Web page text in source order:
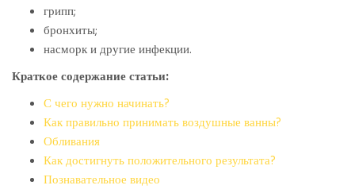
грипп;
бронхиты;
насморк и другие инфекции.
Краткое содержание статьи:
С чего нужно начинать?
Как правильно принимать воздушные ванны?
Обливания
Как достигнуть положительного результата?
Познавательное видео